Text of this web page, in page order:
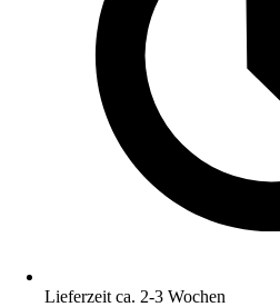
Lieferzeit ca. 2-3 Wochen